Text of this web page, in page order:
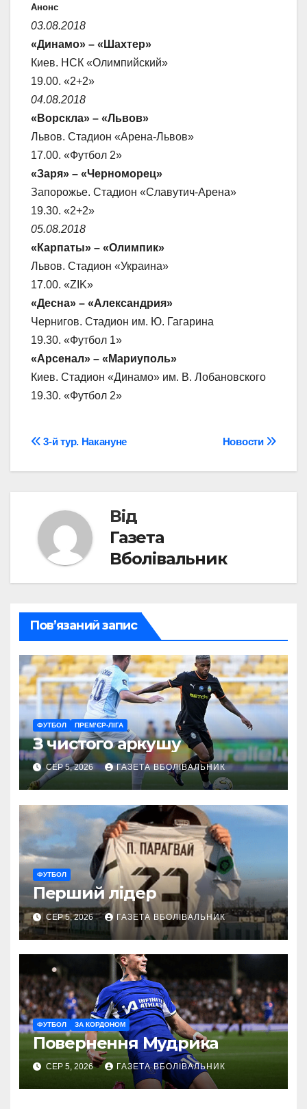
Анонс
03.08.2018
«Динамо» – «Шахтер»
Киев. НСК «Олимпийский»
19.00. «2+2»
04.08.2018
«Ворскла» – «Львов»
Львов. Стадион «Арена-Львов»
17.00. «Футбол 2»
«Заря» – «Черноморец»
Запорожье. Стадион «Славутич-Арена»
19.30. «2+2»
05.08.2018
«Карпаты» – «Олимпик»
Львов. Стадион «Украина»
17.00. «ZIK»
«Десна» – «Александрия»
Чернигов. Стадион им. Ю. Гагарина
19.30. «Футбол 1»
«Арсенал» – «Мариуполь»
Киев. Стадион «Динамо» им. В. Лобановского
19.30. «Футбол 2»
Навігація
записів
Новости
3-й тур. Накануне
Від
Газета
Вболівальник
Пов’язаний запис
ФУТБОЛ ПРЕМ’ЄР-ЛІГА
З чистого аркушу
СЕР 5, 2026 ГАЗЕТА ВБОЛІВАЛЬНИК
ФУТБОЛ
Перший лідер
СЕР 5, 2026 ГАЗЕТА ВБОЛІВАЛЬНИК
ФУТБОЛ ЗА КОРДОНОМ
Повернення Мудрика
СЕР 5, 2026 ГАЗЕТА ВБОЛІВАЛЬНИК